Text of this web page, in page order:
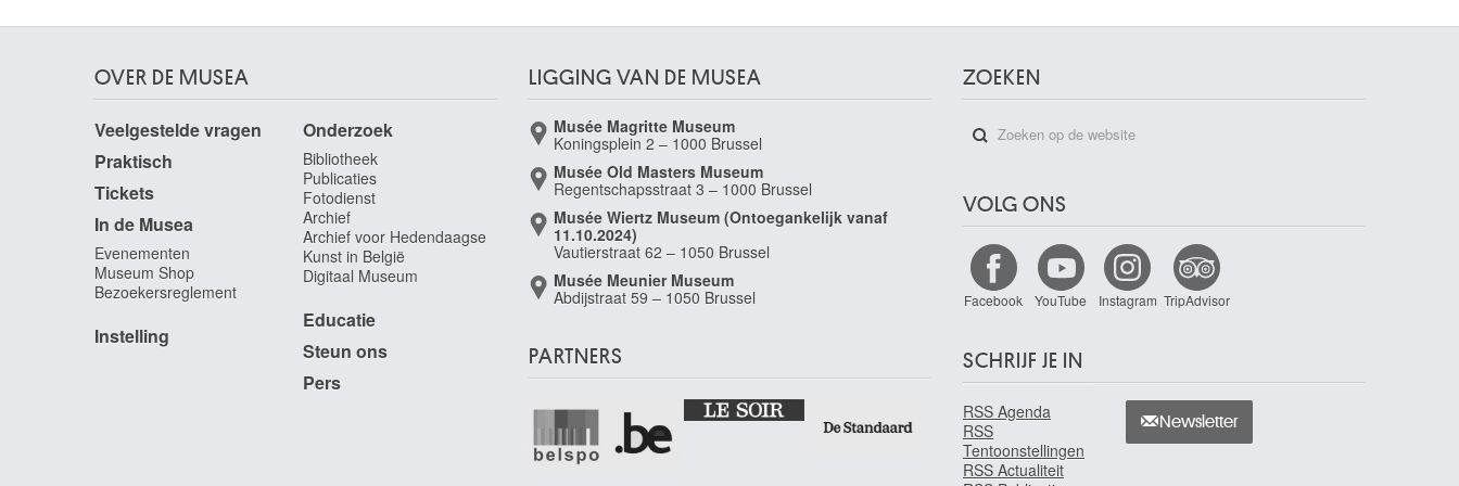
OVER DE MUSEA
Veelgestelde vragen
Praktisch
Tickets
In de Musea
Evenementen
Museum Shop
Bezoekersreglement
Instelling
Onderzoek
Bibliotheek
Publicaties
Fotodienst
Archief
Archief voor Hedendaagse
Kunst in België
Digitaal Museum
Educatie
Steun ons
Pers
LIGGING VAN DE MUSEA
Musée Magritte Museum
Koningsplein 2 – 1000 Brussel
Musée Old Masters Museum
Regentschapsstraat 3 – 1000 Brussel
Musée Wiertz Museum (Ontoegankelijk vanaf
11.10.2024)
Vautierstraat 62 – 1050 Brussel
Musée Meunier Museum
Abdijstraat 59 – 1050 Brussel
PARTNERS
ZOEKEN
VOLG ONS
Facebook YouTube Instagram TripAdvisor
SCHRIJF JE IN
RSS Agenda
RSS
Tentoonstellingen
RSS Actualiteit
Newsletter